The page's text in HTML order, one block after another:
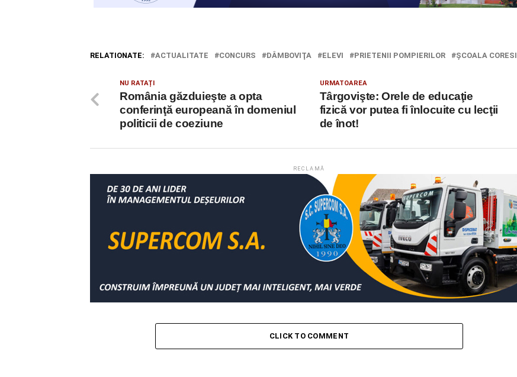
RELATIONATE: ACTUALITATE CONCURS DÂMBOVIŢA ELEVI PRIETENII POMPIERILOR ŞCOALA CORESI
URMATOAREA
Târgovişte: Orele de educaţie
fizică vor putea fi înlocuite cu lecţii
de înot!
NU RATAȚI
România găzduieşte a opta
conferinţă europeană în domeniul
politicii de coeziune
RECLAMĂ
CLICK TO COMMENT